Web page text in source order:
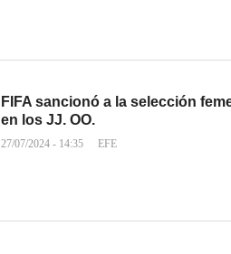
FIFA sancionó a la selección
en los JJ. OO.
27/07/2024 - 14:35 EFE